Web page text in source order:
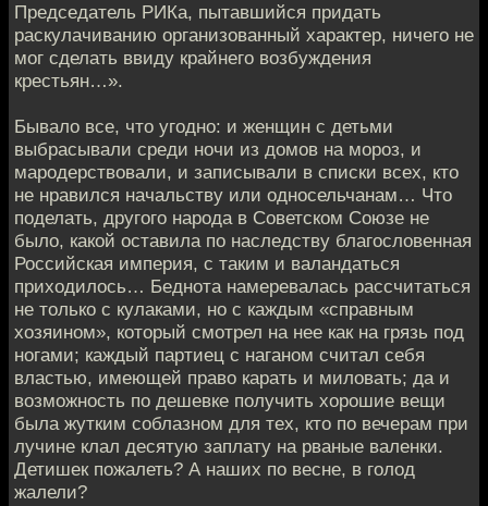
Председатель РИКа, пытавшийся придать
раскулачиванию организо­ванный характер, ничего не
мог сделать ввиду крайнего возбуждения
крестьян…».
Бывало все, что угодно: и женщин с детьми
выбрасывали среди ночи из домов на мороз, и
мародерствовали, и записывали в списки всех, кто
не нравился начальству или односельчанам… Что
поделать, другого народа в Советском Союзе не
было, какой оставила по наследству благословенная
Российская империя, с таким и валандаться
приходилось… Беднота намеревалась рассчитаться
не только с кулаками, но с каждым «справным
хозяином», который смотрел на нее как на грязь под
ногами; каждый партиец с наганом считал себя
властью, имеющей право карать и миловать; да и
возможность по дешевке получить хорошие вещи
была жутким соблазном для тех, кто по вечерам при
лучине клал десятую заплату на рваные валенки.
Детишек пожалеть? А наших по весне, в голод
жалели?